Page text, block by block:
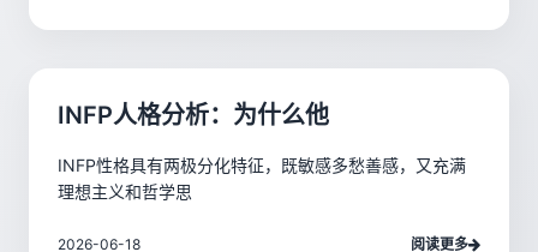
INFP人格分析：为什么他
INFP性格具有两极分化特征，既敏感多愁善感，又充满
理想主义和哲学思
2026-06-18 阅读更多